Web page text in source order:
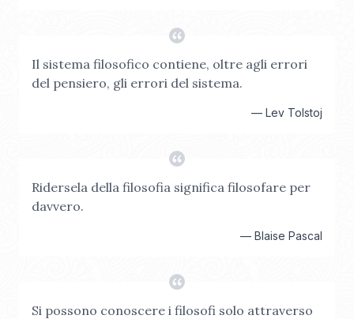
Il sistema filosofico contiene, oltre agli errori
del pensiero, gli errori del sistema.
— Lev Tolstoj
Ridersela della filosofia significa filosofare per
davvero.
— Blaise Pascal
Si possono conoscere i filosofi solo attraverso